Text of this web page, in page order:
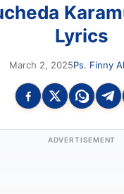
Lyrics
March 2, 2025Ps. Finny
ADVERTISEMENT